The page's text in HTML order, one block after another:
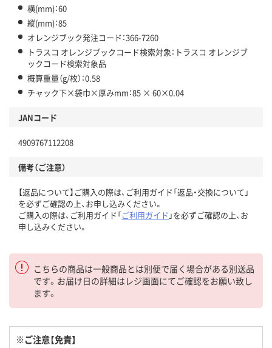
横(mm)：60
縦(mm)：85
オレンジブック発注コード：366-7260
トラスコ オレンジブックコード検索対象：トラスコ オレンジブ
ックコード検索対象品
概算重量（g/枚）：0.58
チャック下×袋巾×厚みmm：85 × 60×0.04
JANコード
4909767112208
備考（ご注意）
【返品について】ご購入の際は、ご利用ガイド「返品・交換について」
を必ずご確認の上、お申し込みください。
ご購入の際は、ご利用ガイド「ご利用ガイド 」を必ずご確認の上、お
申し込みください。
こちらの商品は一般商品とは別便で届く場合がある別送品
です。お届け日の詳細はレジ画面にてご確認をお願い致し
ます。
※ご注意【免責】